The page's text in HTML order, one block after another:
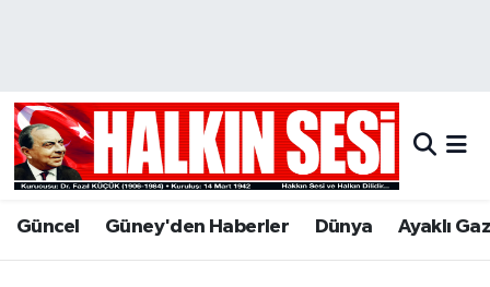
Güncel Güney'den Haberler Dünya Ayaklı
Hava Durumu
Trafik Durumu